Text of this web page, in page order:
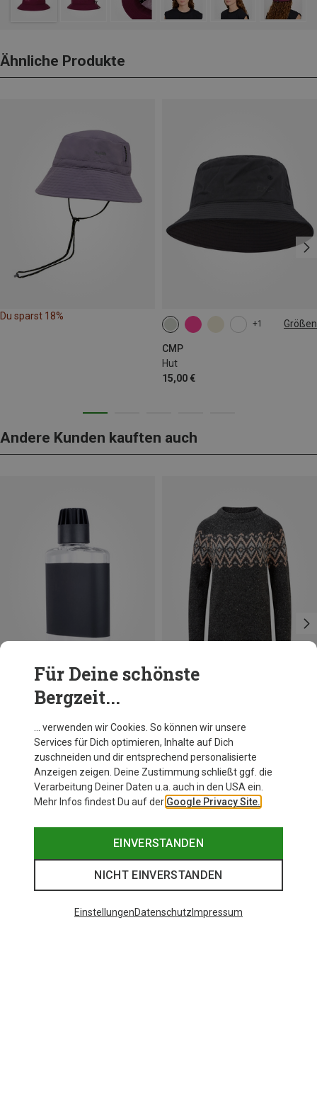
Ähnliche Produkte
Du sparst 18%
+1 Größen
CMP
Hut
15,00 €
56|58 60|62
Andere Kunden kauften auch
Du sparst 14%
Für Deine schönste
Bergzeit...
… verwenden wir Cookies. So können wir unsere
Services für Dich optimieren, Inhalte auf Dich
zuschneiden und dir entsprechend personalisierte
Anzeigen zeigen. Deine Zustimmung schließt ggf. die
Verarbeitung Deiner Daten u.a. auch in den USA ein.
Mehr Infos findest Du auf der Google Privacy Site.
EINVERSTANDEN
NICHT EINVERSTANDEN
EinstellungenDatenschutz Impressum